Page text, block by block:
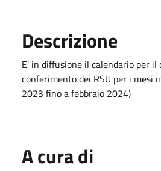
Descrizione
E' in diffusione il calendario per
conferimento dei RSU per i mesi
2023 fino a febbraio 2024)
A cura di